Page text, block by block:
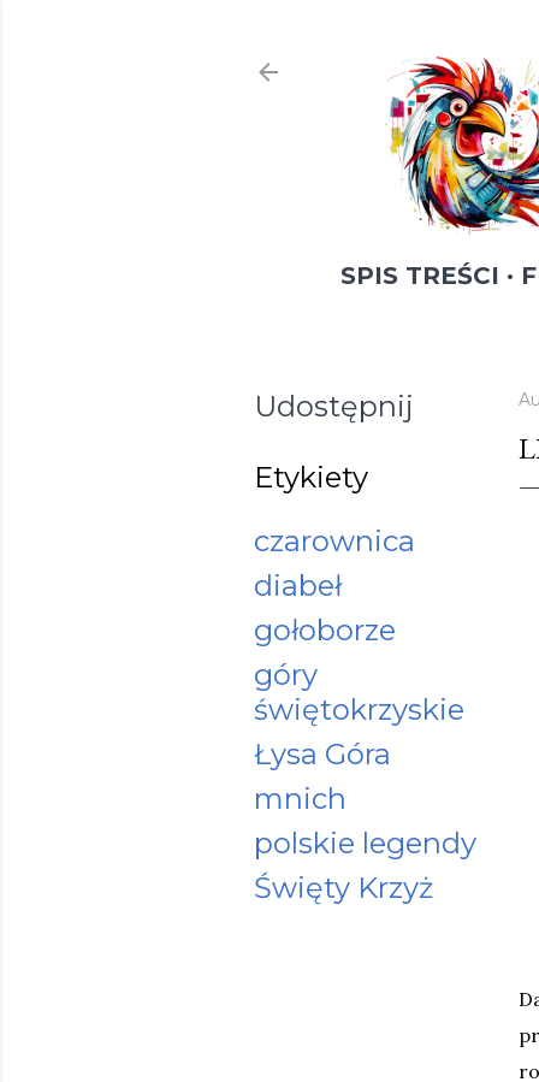
SPIS TREŚCI
Udostępnij
Etykiety
czarownica
diabeł
gołoborze
góry
świętokrzyskie
Łysa Góra
mnich
polskie legendy
Święty Krzyż